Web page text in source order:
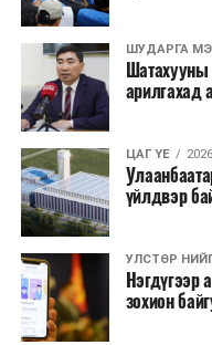
ШУДАРГА
арилгахад
ЦАГ ҮЕ
үйлдвэр
УЛСТӨР
Нэгдүгээр
зохион